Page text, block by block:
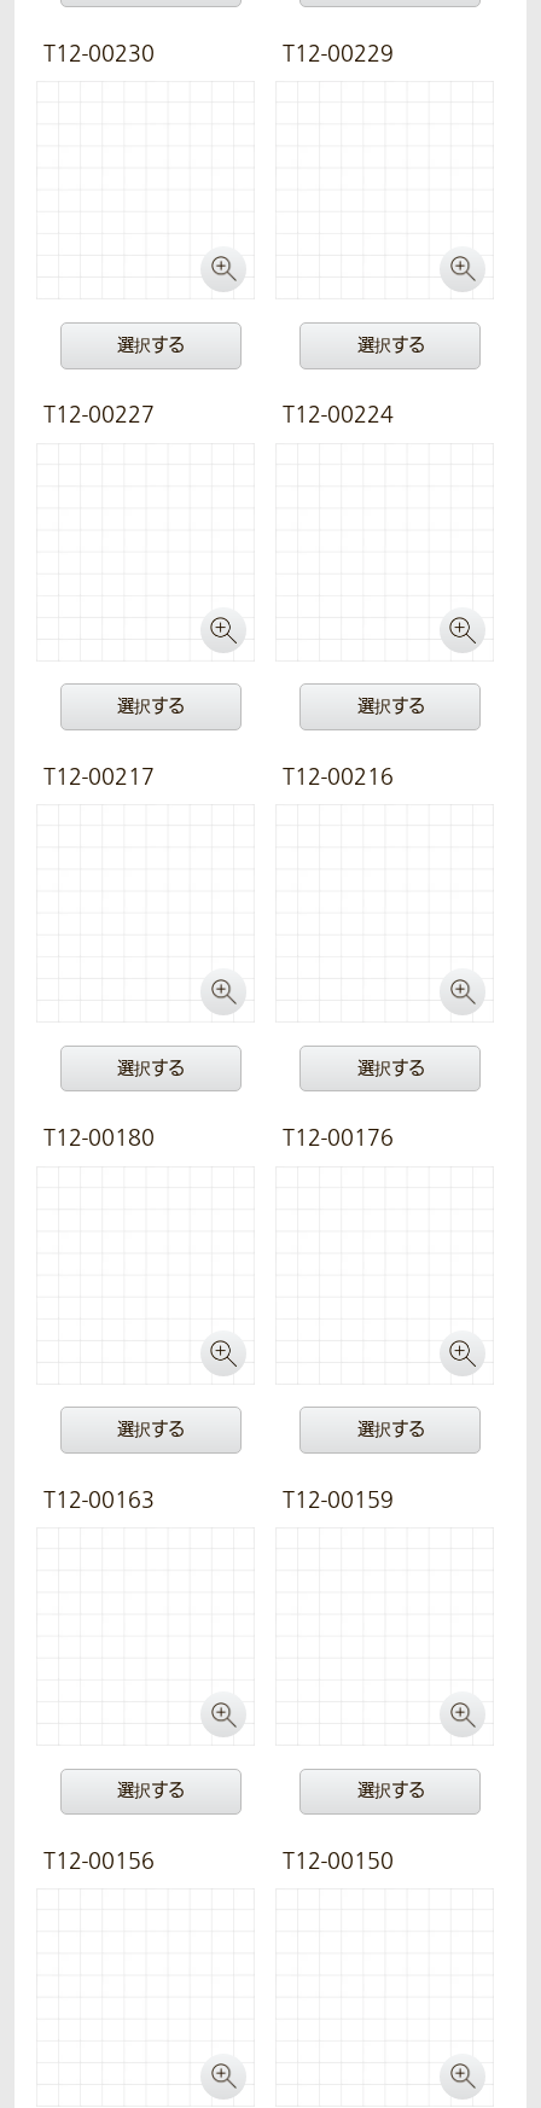
T12-00230
選択する
T12-00229
選択する
T12-00227
選択する
T12-00224
選択する
T12-00217
選択する
T12-00216
選択する
T12-00180
選択する
T12-00176
選択する
T12-00163
選択する
T12-00159
選択する
T12-00156 T12-00150